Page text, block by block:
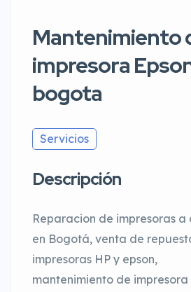
Mantenimiento
impresora
bogota
Servicios
Descripción
Reparacion de impresoras a
en Bogotá, venta de
impresoras HP y epson,
mantenimiento de impresora